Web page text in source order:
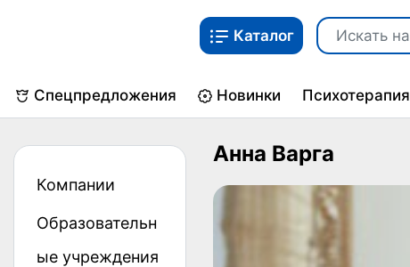
Каталог
Спецпредложения Новинки Психотерапия
Компании
Образовательн
ые учреждения
Анна Варга